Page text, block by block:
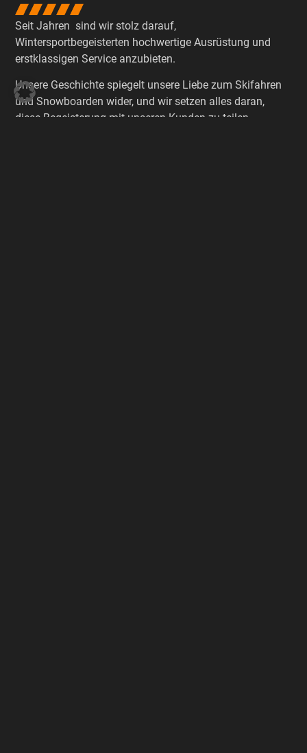
Seit Jahren sind wir stolz darauf,
Wintersportbegeisterten hochwertige Ausrüstung und
erstklassigen Service anzubieten.
Unsere Geschichte spiegelt unsere Liebe zum Skifahren
und Snowboarden wider, und wir setzen alles daran,
diese Begeisterung mit unseren Kunden zu teilen.